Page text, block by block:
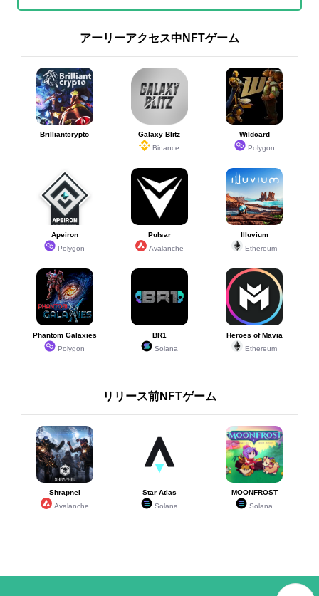
アーリーアクセス中NFTゲーム
Brilliantcrypto
Galaxy Blitz
Binance
Wildcard
Polygon
Apeiron
Polygon
Pulsar
Avalanche
Illuvium
Ethereum
Phantom Galaxies
Polygon
BR1
Solana
Heroes of Mavia
Ethereum
リリース前NFTゲーム
Shrapnel
Avalanche
Star Atlas
Solana
MOONFROST
Solana